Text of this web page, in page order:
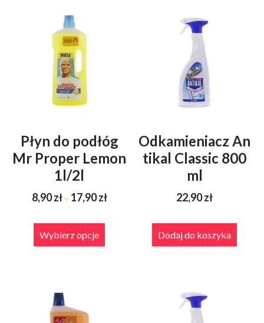
Płyn do podłóg
Mr Proper Lemon
1l/2l
8,90zł – 17,90złZakres
Wybierz opcje
Odkamieniacz An
tikal Classic 800
ml
22,90zł
Dodaj do koszyka